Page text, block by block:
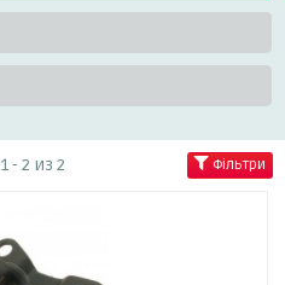
1 - 2 из 2 Фільтри